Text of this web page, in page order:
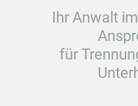
Ihr Anwalt
für